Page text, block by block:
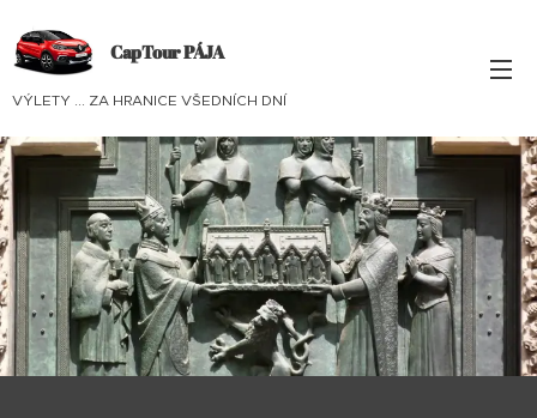
CapTour PÁJA
VÝLETY ... ZA HRANICE VŠEDNÍCH DNÍ